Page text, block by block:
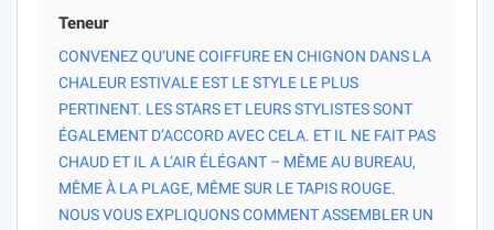
Teneur
CONVENEZ QU’UNE COIFFURE EN CHIGNON DANS LA
CHALEUR ESTIVALE EST LE STYLE LE PLUS
PERTINENT. LES STARS ET LEURS STYLISTES SONT
ÉGALEMENT D’ACCORD AVEC CELA. ET IL NE FAIT PAS
CHAUD ET IL A L’AIR ÉLÉGANT – MÊME AU BUREAU,
MÊME À LA PLAGE, MÊME SUR LE TAPIS ROUGE.
NOUS VOUS EXPLIQUONS COMMENT ASSEMBLER UN